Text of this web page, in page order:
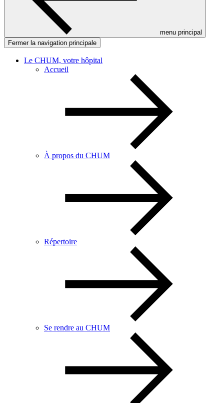
menu principal
Fermer la navigation principale
Le CHUM, votre hôpital
Accueil
À propos du CHUM
Répertoire
Se rendre au CHUM